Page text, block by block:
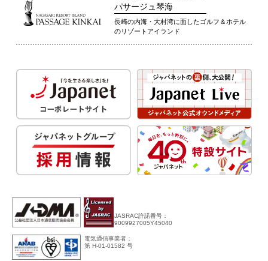
パサージュ琴海
長崎の内海・大村湾に面したゴルフ＆ホテル
のリゾートアイランド
JASRAC許諾番号：
9009927005Y45040
電気通信事業者：
第 H-01-01582 号